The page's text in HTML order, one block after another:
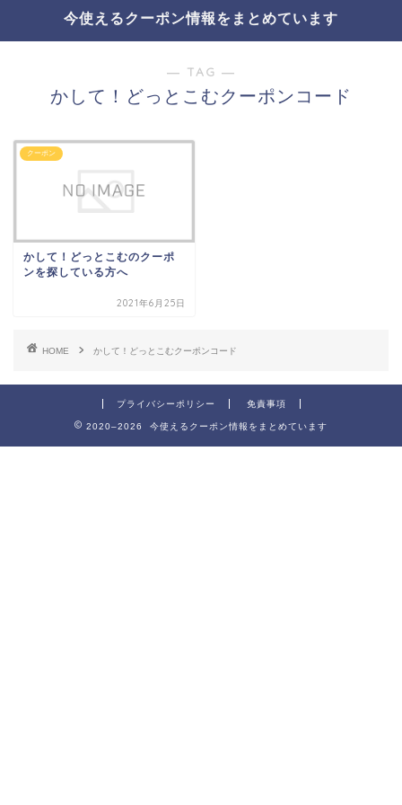
今使えるクーポン情報をまとめています
― TAG ―
かして！どっとこむクーポンコード
クーポン
かして！どっとこむのクーポ
ンを探している方へ
2021年6月25日
HOME かして！どっとこむクーポンコード
プライバシーポリシー 免責事項
2020–2026 今使えるクーポン情報をまとめています